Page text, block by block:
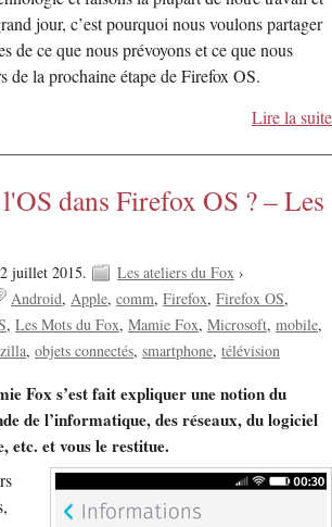
jour, c’est pourquoi nous voulons partager
de ce que nous prévoyons et ce que nous
de la prochaine étape de Firefox OS.
Lire la suite
dans Firefox OS ? – Les
juillet 2015. Les ateliers du Fox ›
Android Apple comm Firefox Firefox OS
Les Mots du Fox Mamie Fox Microsoft mobile
objets connectés smartphone télévision
Fox s’est fait expliquer une notion du
de l’informatique, des réseaux, du logiciel
etc. et vous le restitue.